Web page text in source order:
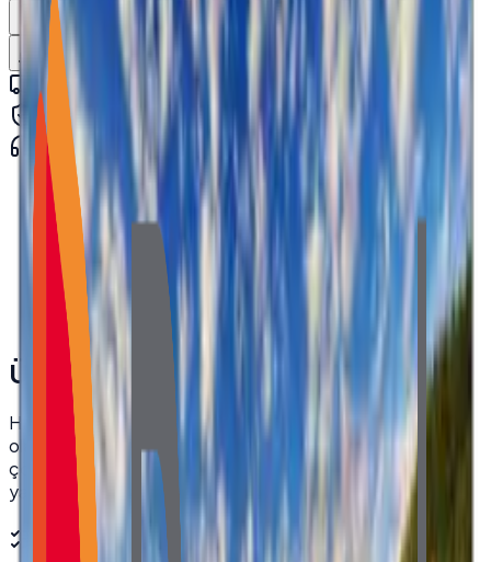
Teklif İste WhatsApp'tan Sor
Kargo Dahil Fiyat Hesapla
Hızlı kargo · kurumsal teslimat
Orijinal ürün · garanti
Kurumsal teknik destek
· 0850 550 15 15
Marka / Brands :
HKC
Model Adı / Model Name
PN215CT01-1
Panel Teknolojisi / Panel Technology
Ekran Boyutu / Screen Size
En-Boy Oranı / Aspect Ratio
16:9
Ürün Açıklaması
HKC 21.5 inç Full HD (1920x1080) LCD paneller için özel
olarak tasarlanmış 30 pinli, 8-bit LVDS kablo. Yüksek
çözünürlüklü görüntü aktarımı için idealdir. Dayanıklı
yapısıyla uzun ömürlü kullanım sunar.
Teknik Özellikler